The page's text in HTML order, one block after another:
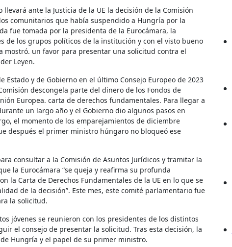
comunitarios que había suspendido a Hungría por la
fue tomada por la presidenta de la Eurocámara, la
de los grupos políticos de la institución y con el visto bueno
mostró. un favor para presentar una solicitud contra el
Leyen.
y de Gobierno en el último Consejo Europeo de 2023
descongela parte del dinero de los Fondos de
Europea. carta de derechos fundamentales. Para llegar a
un largo año y el Gobierno dio algunos pasos en
el momento de los emparejamientos de diciembre
después el primer ministro húngaro no bloqueó ese
consultar a la Comisión de Asuntos Jurídicos y tramitar la
la Eurocámara “se queja y reafirma su profunda
la Carta de Derechos Fundamentales de la UE en lo que se
de la decisión”. Este mes, este comité parlamentario fue
la solicitud.
jóvenes se reunieron con los presidentes de los distintos
el consejo de presentar la solicitud. Tras esta decisión, la
Hungría y el papel de su primer ministro.